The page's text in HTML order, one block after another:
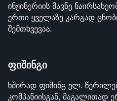
ინჟინერიის მავნე
ერთი ყველაზე კარგად
შემთხვევაა.
ფიშინგი
ხშირად ფიშინგ ელ.
კომპანიისგან, მაგალითად